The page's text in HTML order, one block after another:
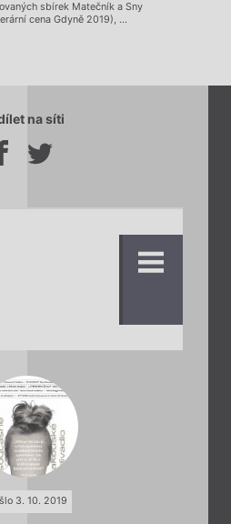
sbírek Matečník a Sny
cena Gdyně 2019), ...
na síti
3. 10. 2019